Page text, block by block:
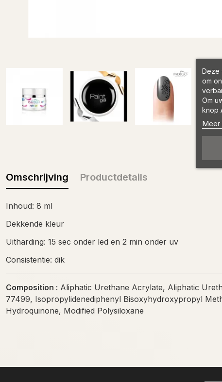
Omschrijving Productdetails
Inhoud: 8 ml
Dekkende kleur
Uitharding: 15 sec onder led en 2 min onder uv
Consistentie: dik
Composition : Aliphatic Urethane Acrylate, Aliphatic
77499, Isopropylidenediphenyl Bisoxyhydroxypropyl
Hydroquinone, Modified Polysiloxane
Deze
om
Om
knop
Meer